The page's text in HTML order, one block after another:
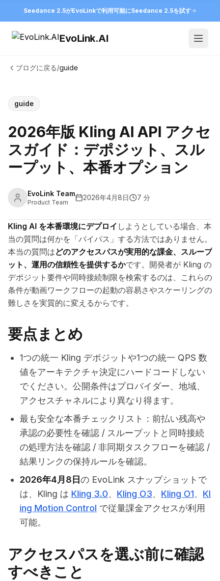
Seedance 2.5がEvoLinkで利用可能にSeedance 2.5を試す
EvoLink.AI
ブログに戻る/guide
guide
2026年版 Kling AI API アクセ
スガイド：デポジット、スル
ープット、本番オプション
EvoLink Team
Product Team
2026年4月8日 7 分
Kling AI を本番環境にデプロイ しようとしている場合、本
当の質問は何かを「バイパス」する方法ではありません。
本当の質問はどのアクセスパスが実用的な課金、スループ
ット、運用の信頼性を提供するかです。開発者が Kling の
デポジット要件や同時接続制限を検索するのは、これらの
条件が動画ワークフローの起動の容易さやスケーリングの
難しさを実質的に変えるからです。
要点まとめ
1つの統一 Kling デポジットや1つの統一 QPS 数
値をアーキテクチャ決定にハードコードしない
でください。公開条件はプロバイダー、地域、
アクセスチャネルにより異なり得ます。
最も安全な本番チェックリスト：前払い残高や
承認の必要性を確認 / スループットと同時接続
の処理方法を確認 / 非同期タスクフローを確認 /
結果リンクの保持ルールを確認。
2026年4月8日の EvoLink スナップショットで
は、Kling は Kling 3.0、 Kling O3、 Kling O1、 Kl
ing Motion Control で従量課金アクセスが利用
可能。
アクセスパスを選ぶ前に確認
すべきこと